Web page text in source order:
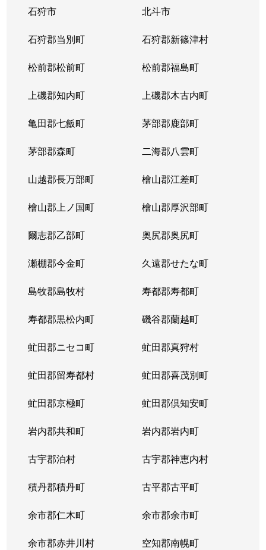
石狩市 北斗市
石狩郡当別町 石狩郡新篠津村
松前郡松前町 松前郡福島町
上磯郡知内町 上磯郡木古内町
亀田郡七飯町 茅部郡鹿部町
茅部郡森町 二海郡八雲町
山越郡長万部町 檜山郡江差町
檜山郡上ノ国町 檜山郡厚沢部町
爾志郡乙部町 奥尻郡奥尻町
瀬棚郡今金町 久遠郡せたな町
島牧郡島牧村 寿都郡寿都町
寿都郡黒松内町 磯谷郡蘭越町
虻田郡ニセコ町 虻田郡真狩村
虻田郡留寿都村 虻田郡喜茂別町
虻田郡京極町 虻田郡倶知安町
岩内郡共和町 岩内郡岩内町
古宇郡泊村 古宇郡神恵内村
積丹郡積丹町 古平郡古平町
余市郡仁木町 余市郡余市町
余市郡赤井川村 空知郡南幌町